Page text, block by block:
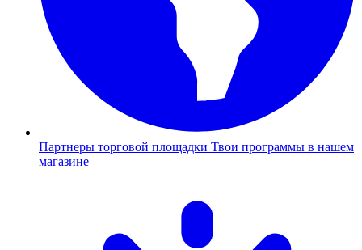
Партнеры торговой площадки Твои программы в нашем
магазине